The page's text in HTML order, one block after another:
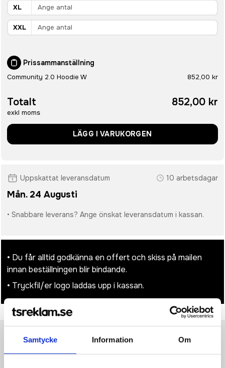
Samtycke Information Om
XL
XXL
Prissammanställning
Community 2.0 Hoodie W 852,00 kr
Totalt
exkl moms
852,00 kr
LÄGG I VARUKORGEN
Uppskattat leveransdatum 10 arbetsdagar
Mån. 24 Augusti
• Snabbare leverans? Ange önskat leveransdatum i kassan.
• Du får alltid godkänna en offert och skiss på mailen
innan beställningen blir bindande.
• Tryckfil/er logo laddas upp i kassan.
Produktinformation